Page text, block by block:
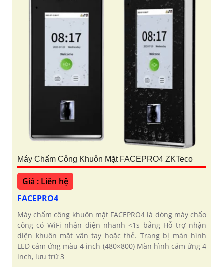
Máy Chấm Công Khuôn Mặt FACEPRO4 ZKTeco
Giá : Liên hệ
FACEPRO4
Máy chấm công khuôn mặt FACEPRO4 là dòng máy chấo
công có WiFi nhận diện nhanh <1s bằng Hỗ trợ nhận
diện khuôn mặt vân tay hoặc thẻ. Trang bị màn hình
LED cảm ứng màu 4 inch (480×800) Màn hình cảm ứng 4
inch, lưu trữ 3